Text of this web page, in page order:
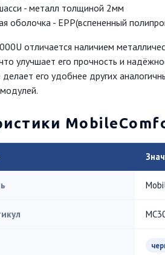
- металл толщиной 2мм
оболочка - EPP(вспененный
отличается наличием
улучшает его прочность и
делает его удобнее других